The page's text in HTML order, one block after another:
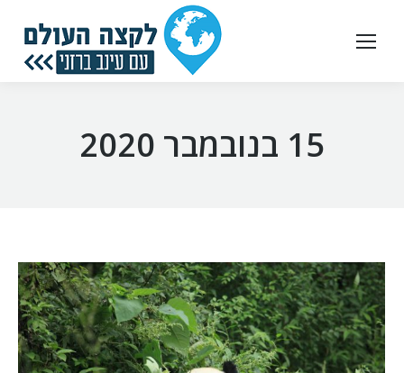
15 בנובמבר 2020